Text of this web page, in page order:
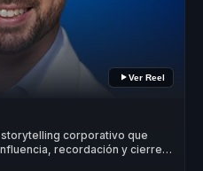
Ver Reel
corporativo que
recordación y cierres